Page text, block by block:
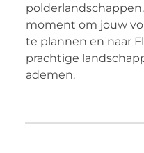
moment om jouw
te plannen en naar
prachtige
ademen.